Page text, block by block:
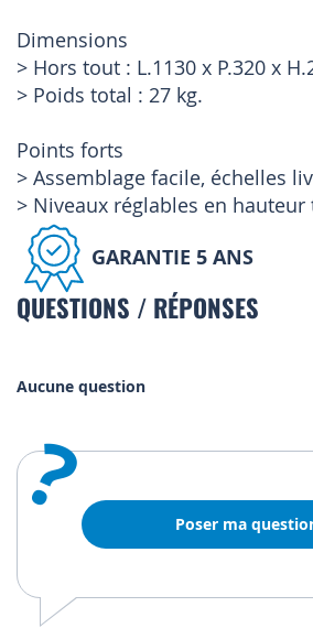
Dimensions
> Hors tout : L.1130 x P.320 x
> Poids total : 27 kg.
Points forts
> Assemblage facile, échelles
> Niveaux réglables en
GARANTIE 5 ANS
QUESTIONS / RÉPONSES
Aucune question
? Poser ma